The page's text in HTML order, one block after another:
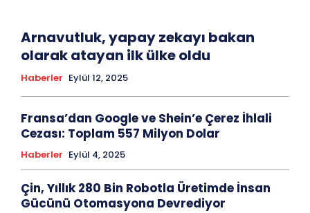
Arnavutluk, yapay zekayı bakan
olarak atayan ilk ülke oldu
Haberler Eylül 12, 2025
Fransa’dan Google ve Shein’e Çerez İhlali
Cezası: Toplam 557 Milyon Dolar
Haberler Eylül 4, 2025
Çin, Yıllık 280 Bin Robotla Üretimde İnsan
Gücünü Otomasyona Devrediyor